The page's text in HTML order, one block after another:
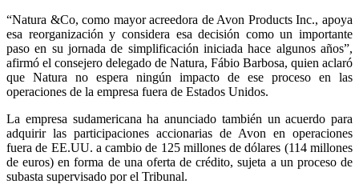
“Natura &Co, como mayor acreedora de Avon Products Inc., apoya
esa reorganización y considera esa decisión como un importante
paso en su jornada de simplificación iniciada hace algunos años”,
afirmó el consejero delegado de Natura, Fábio Barbosa, quien aclaró
que Natura no espera ningún impacto de ese proceso en las
operaciones de la empresa fuera de Estados Unidos.
La empresa sudamericana ha anunciado también un acuerdo para
adquirir las participaciones accionarias de Avon en operaciones
fuera de EE.UU. a cambio de 125 millones de dólares (114 millones
de euros) en forma de una oferta de crédito, sujeta a un proceso de
subasta supervisado por el Tribunal.